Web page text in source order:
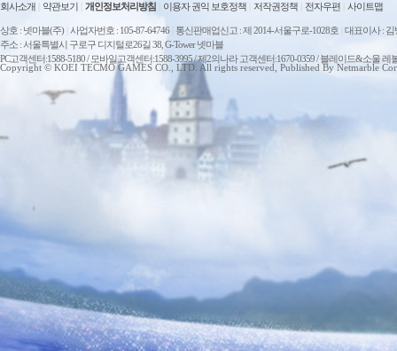
회사소개 약관보기 개인정보처리방침 이용자 권익 보호정책 저작권정책 전자우편 사이트맵
상호 : 넷마블(주) 사업자번호 : 105-87-64746 통신판매업신고 : 제 2014-서울구로-1028호 대표이사 : 김
주소 : 서울특별시 구로구 디지털로26길 38, G-Tower 넷마블
PC고객센터:1588-5180 / 모바일고객센터:1588-3995 / 제2의나라 고객센터:1670-0359 / 블레이드&소울
Copyright © KOEI TECMO GAMES CO., LTD. All rights reserved, Published By Netmarble